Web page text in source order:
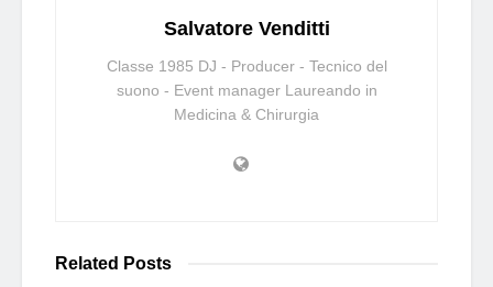
Salvatore Venditti
Classe 1985 DJ - Producer - Tecnico del
suono - Event manager Laureando in
Medicina & Chirurgia
Related Posts